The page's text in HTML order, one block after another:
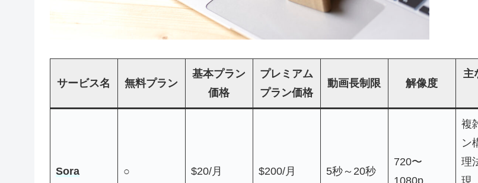
サービス名 無料プラン
基本プラン
価格
プレミアム
プラン価格
動画長制限 解像度
主
Sora ○ $20/月 $200/月 5秒～20秒
720〜
複
ン
理